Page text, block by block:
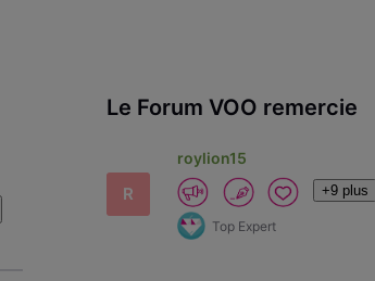
Le Forum VOO remercie
R
roylion15
+9 plus
Top Expert